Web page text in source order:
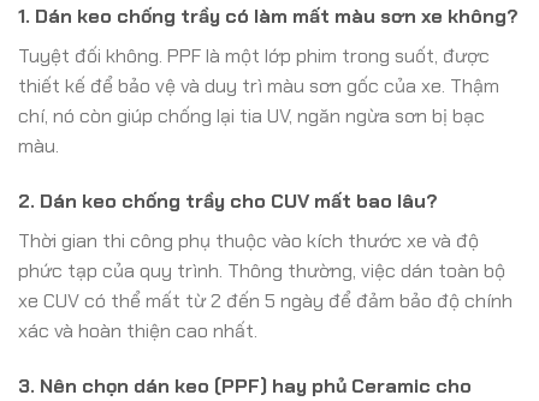
1. Dán keo chống trầy có làm mất màu sơn xe không?
Tuyệt đối không. PPF là một lớp phim trong suốt, được
thiết kế để bảo vệ và duy trì màu sơn gốc của xe. Thậm
chí, nó còn giúp chống lại tia UV, ngăn ngừa sơn bị bạc
màu.
2. Dán keo chống trầy cho CUV mất bao lâu?
Thời gian thi công phụ thuộc vào kích thước xe và độ
phức tạp của quy trình. Thông thường, việc dán toàn bộ
xe CUV có thể mất từ 2 đến 5 ngày để đảm bảo độ chính
xác và hoàn thiện cao nhất.
3. Nên chọn dán keo (PPF) hay phủ Ceramic cho